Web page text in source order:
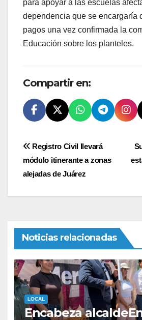
para apoyar a las escuelas
dependencia que se encargaría
pagos una vez confirmada la
Educación sobre los planteles.
Compartir en:
Navegación
de
entradas
Registro Civil llevará
módulo itinerante a zonas
alejadas de Juárez
Noticias relacionadas
LOCAL
Encabeza